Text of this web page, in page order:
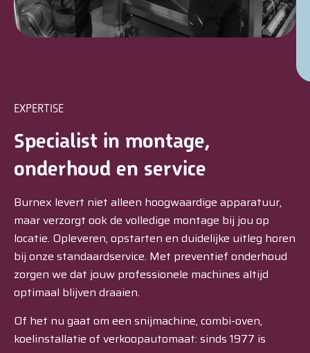
EXPERTISE
Specialist in montage,
onderhoud en service
Burnex levert niet alleen hoogwaardige apparatuur,
maar verzorgt ook de volledige montage bij jou op
locatie. Opleveren, opstarten en duidelijke uitleg horen
bij onze standaardservice. Met preventief onderhoud
zorgen we dat jouw professionele machines altijd
optimaal blijven draaien.
Of het nu gaat om een snijmachine, combi-oven,
koelinstallatie of verkoopautomaat: sinds 1977 is